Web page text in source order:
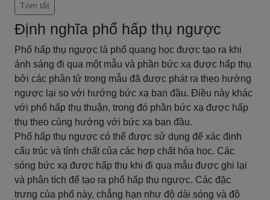
Tóm tắt
Định nghĩa phổ hấp thụ ngược
Phổ hấp thụ ngược là phổ quang học được tạo ra khi
ánh sáng đi qua một mẫu và phần bức xạ được hấp thụ
bởi các phân tử trong mẫu đã được phát ra theo hướng
ngược lại so với hướng bức xạ ban đầu. Điều này khác
với phổ hấp thụ thuận, trong đó phần bức xạ được hấp
thụ theo cùng hướng với bức xạ ban đầu.
Phổ hấp thụ ngược có thể được sử dụng để xác định
cấu trúc và tính chất của các hợp chất hóa học. Các
sóng bức xạ được hấp thụ khi đi qua mẫu được ghi lại
và phân tích để tạo ra phổ hấp thụ ngược. Các đặc
trưng của phổ này, chẳng hạn như độ dài sóng và độ